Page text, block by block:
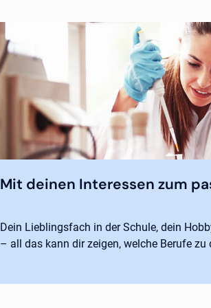
Mit deinen Interessen zum
Dein Lieblingsfach in der Schule, dein
– all das kann dir zeigen, welche Berufe zu